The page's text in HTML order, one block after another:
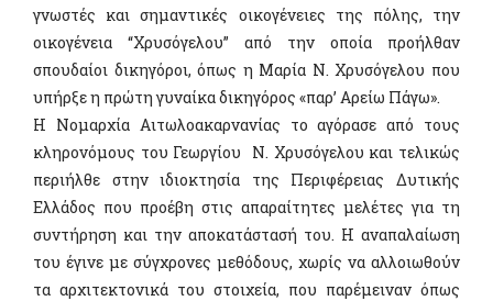
γνωστές και σημαντικές οικογένειες της πόλης, την
οικογένεια “Χρυσόγελου” από την οποία προήλθαν
σπουδαίοι δικηγόροι, όπως η Μαρία Ν. Χρυσόγελου που
υπήρξε η πρώτη γυναίκα δικηγόρος «παρ’ Αρείω Πάγω».
Η Νομαρχία Αιτωλοακαρνανίας το αγόρασε από τους
κληρονόμους του Γεωργίου Ν. Χρυσόγελου και τελικώς
περιήλθε στην ιδιοκτησία της Περιφέρειας Δυτικής
Ελλάδος που προέβη στις απαραίτητες μελέτες για τη
συντήρηση και την αποκατάστασή του. Η αναπαλαίωση
του έγινε με σύγχρονες μεθόδους, χωρίς να αλλοιωθούν
τα αρχιτεκτονικά του στοιχεία, που παρέμειναν όπως